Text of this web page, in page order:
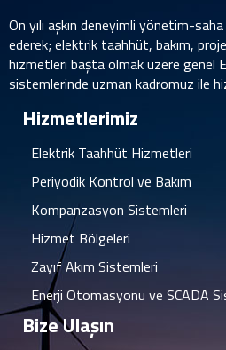
On yılı aşkın deneyimli yönetim-
ederek; elektrik taahhüt, bakım, proje
hizmetleri başta olmak üzere genel
sistemlerinde uzman kadromuz ile
Hizmetlerimiz
Elektrik Taahhüt Hizmetleri
Periyodik Kontrol ve Bakım
Kompanzasyon Sistemleri
Hizmet Bölgeleri
Zayıf Akım Sistemleri
Enerji Otomasyonu ve SCADA
Bize Ulaşın